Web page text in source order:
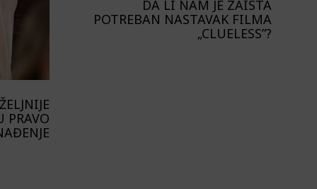
PRAVO
DA LI NAM JE ZAISTA
POTREBAN NASTAVAK FILMA
„CLUELESS”?